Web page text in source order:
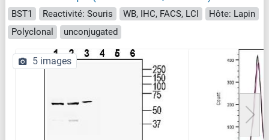
BST1 Reactivité: Souris WB, IHC, FACS, LCI
Hôte: Lapin
Polyclonal
unconjugated
5 images